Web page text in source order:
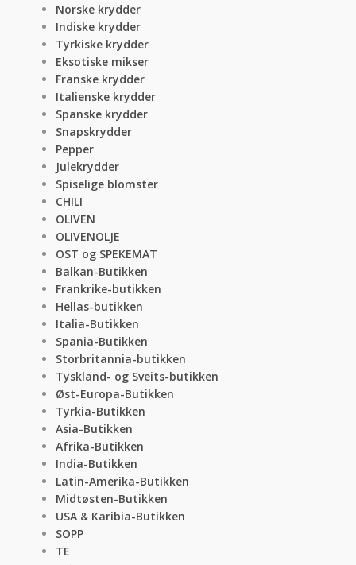
Norske krydder
Indiske krydder
Tyrkiske krydder
Eksotiske mikser
Franske krydder
Italienske krydder
Spanske krydder
Snapskrydder
Pepper
Julekrydder
Spiselige blomster
CHILI
OLIVEN
OLIVENOLJE
OST og SPEKEMAT
Balkan-Butikken
Frankrike-butikken
Hellas-butikken
Italia-Butikken
Spania-Butikken
Storbritannia-butikken
Tyskland- og Sveits-butikken
Øst-Europa-Butikken
Tyrkia-Butikken
Asia-Butikken
Afrika-Butikken
India-Butikken
Latin-Amerika-Butikken
Midtøsten-Butikken
USA & Karibia-Butikken
SOPP
TE